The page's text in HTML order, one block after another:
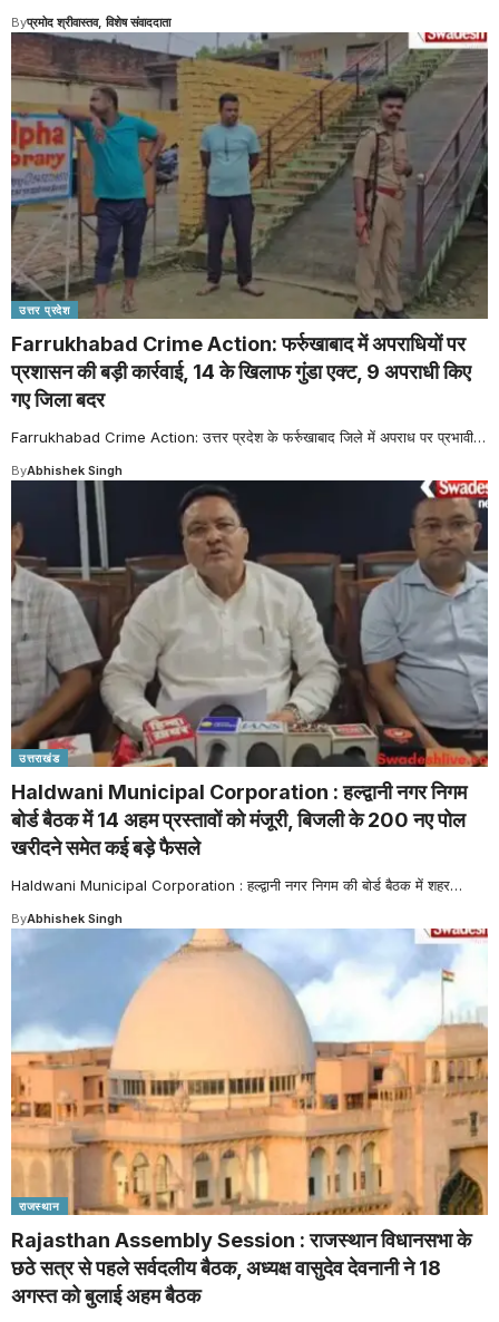
Byप्रमोद श्रीवास्तव, विशेष संवाददाता
उत्तर प्रदेश
Farrukhabad Crime Action: फर्रुखाबाद में अपराधियों पर
प्रशासन की बड़ी कार्रवाई, 14 के खिलाफ गुंडा एक्ट, 9 अपराधी किए
गए जिला बदर
Farrukhabad Crime Action: उत्तर प्रदेश के फर्रुखाबाद जिले में अपराध पर प्रभावी…
ByAbhishek Singh
उत्तराखंड
Haldwani Municipal Corporation : हल्द्वानी नगर निगम
बोर्ड बैठक में 14 अहम प्रस्तावों को मंजूरी, बिजली के 200 नए पोल
खरीदने समेत कई बड़े फैसले
Haldwani Municipal Corporation : हल्द्वानी नगर निगम की बोर्ड बैठक में शहर…
ByAbhishek Singh
राजस्थान
Rajasthan Assembly Session : राजस्थान विधानसभा के
छठे सत्र से पहले सर्वदलीय बैठक, अध्यक्ष वासुदेव देवनानी ने 18
अगस्त को बुलाई अहम बैठक